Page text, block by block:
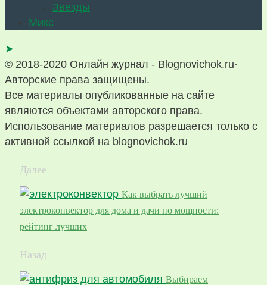
Звезды
Микс
➤
© 2018-2020 Онлайн журнал - Blognovichok.ru·
Авторские права защищены.
Все материалы опубликованные на сайте
являются объектами авторского права.
Использование материалов разрешается только с
активной ссылкой на blognovichok.ru
Далее
Как выбрать лучший
электроконвектор для дома и дачи по мощности:
рейтинг лучших
Назад
Выбираем